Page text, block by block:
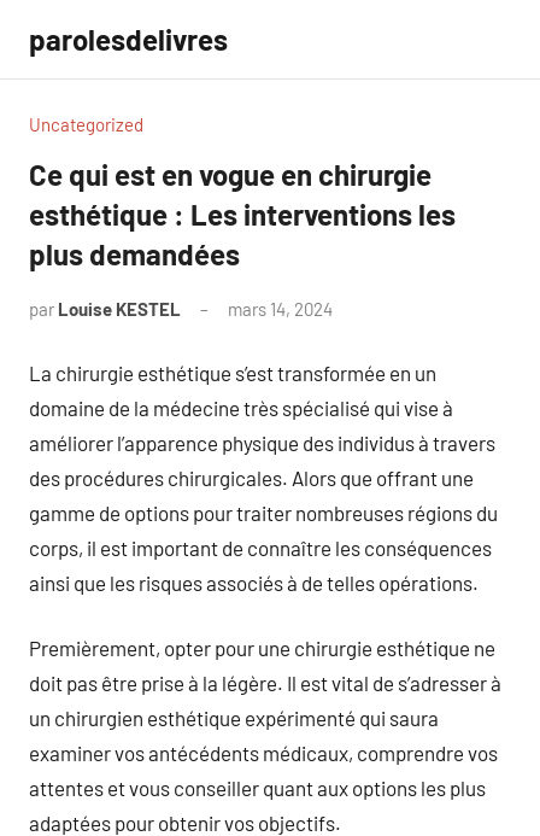
contenu
parolesdelivres
Uncategorized
Ce qui est en vogue en chirurgie
esthétique : Les interventions les
plus demandées
par Louise KESTEL mars 14, 2024
La chirurgie esthétique s’est transformée en un
domaine de la médecine très spécialisé qui vise à
améliorer l’apparence physique des individus à travers
des procédures chirurgicales. Alors que offrant une
gamme de options pour traiter nombreuses régions du
corps, il est important de connaître les conséquences
ainsi que les risques associés à de telles opérations.
Premièrement, opter pour une chirurgie esthétique ne
doit pas être prise à la légère. Il est vital de s’adresser à
un chirurgien esthétique expérimenté qui saura
examiner vos antécédents médicaux, comprendre vos
attentes et vous conseiller quant aux options les plus
adaptées pour obtenir vos objectifs.